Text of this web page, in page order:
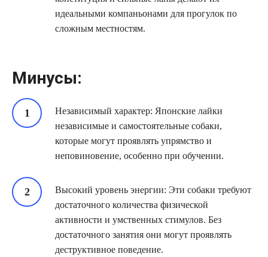
идеальными компаньонами для прогулок по
сложным местностям.
Минусы:
Независимый характер: Японские лайки
независимые и самостоятельные собаки,
которые могут проявлять упрямство и
неповиновение, особенно при обучении.
Высокий уровень энергии: Эти собаки требуют
достаточного количества физической
активности и умственных стимулов. Без
достаточного занятия они могут проявлять
деструктивное поведение.